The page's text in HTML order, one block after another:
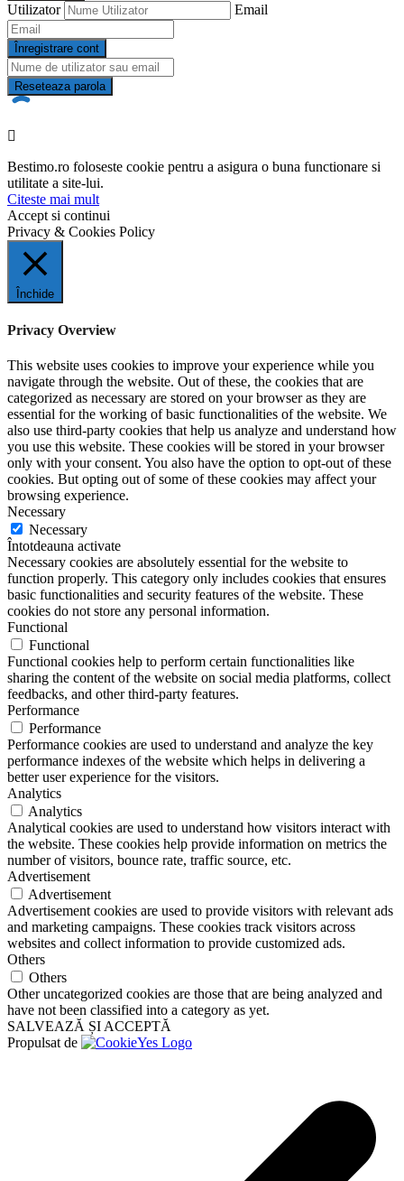
Utilizator Email
Înregistrare cont
Reseteaza parola
Bestimo.ro foloseste cookie pentru a asigura o buna functionare si
utilitate a site-lui.
Citeste mai mult
Accept si continui
Privacy & Cookies Policy
Închide
Privacy Overview
This website uses cookies to improve your experience while you
navigate through the website. Out of these, the cookies that are
categorized as necessary are stored on your browser as they are
essential for the working of basic functionalities of the website. We
also use third-party cookies that help us analyze and understand how
you use this website. These cookies will be stored in your browser
only with your consent. You also have the option to opt-out of these
cookies. But opting out of some of these cookies may affect your
browsing experience.
Necessary
Necessary
Întotdeauna activate
Necessary cookies are absolutely essential for the website to
function properly. This category only includes cookies that ensures
basic functionalities and security features of the website. These
cookies do not store any personal information.
Functional
Functional
Functional cookies help to perform certain functionalities like
sharing the content of the website on social media platforms, collect
feedbacks, and other third-party features.
Performance
Performance
Performance cookies are used to understand and analyze the key
performance indexes of the website which helps in delivering a
better user experience for the visitors.
Analytics
Analytics
Analytical cookies are used to understand how visitors interact with
the website. These cookies help provide information on metrics the
number of visitors, bounce rate, traffic source, etc.
Advertisement
Advertisement
Advertisement cookies are used to provide visitors with relevant ads
and marketing campaigns. These cookies track visitors across
websites and collect information to provide customized ads.
Others
Others
Other uncategorized cookies are those that are being analyzed and
have not been classified into a category as yet.
SALVEAZĂ ȘI ACCEPTĂ
Propulsat de